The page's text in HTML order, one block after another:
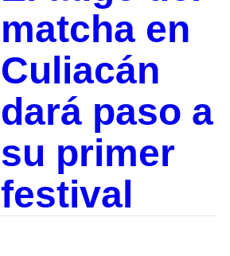
matcha en
Culiacán
dará paso a
su primer
festival